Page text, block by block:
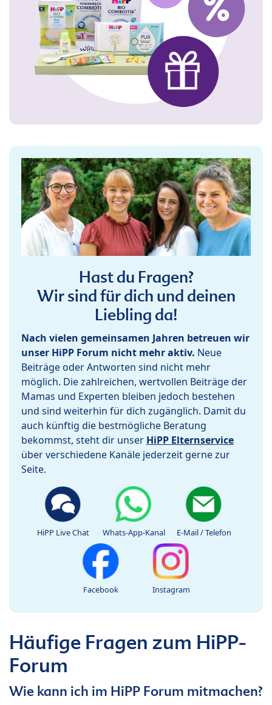
Hast du Fragen?
Wir sind für dich und deinen
Liebling da!
Nach vielen gemeinsamen Jahren betreuen wir
unser HiPP Forum nicht mehr aktiv. Neue
Beiträge oder Antworten sind nicht mehr
möglich. Die zahlreichen, wertvollen Beiträge der
Mamas und Experten bleiben jedoch bestehen
und sind weiterhin für dich zugänglich. Damit du
auch künftig die bestmögliche Beratung
bekommst, steht dir unser HiPP Elternservice
über verschiedene Kanäle jederzeit gerne zur
Seite.
HiPP Live Chat Whats-App-Kanal E-Mail / Telefon
Facebook Instagram
Häufige Fragen zum HiPP-
Forum
Wie kann ich im HiPP Forum mitmachen?